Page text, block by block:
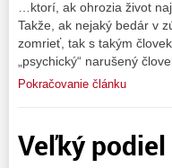
…ktorí, ak ohrozia život
Takže, ak nejaký bedár v
zomrieť, tak s takým
„psychický“ narušený
Pokračovanie článku
Veľký